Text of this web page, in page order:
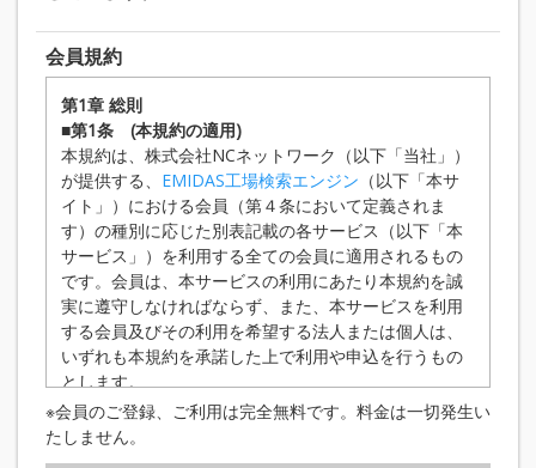
会員規約
第1章 総則
■第1条 (本規約の適用)
本規約は、株式会社NCネットワーク（以下「当社」）
が提供する、 EMIDAS工場検索エンジン （以下「本サ
イト」）における会員（第４条において定義されま
す）の種別に応じた別表記載の各サービス（以下「本
サービス」）を利用する全ての会員に適用されるもの
です。会員は、本サービスの利用にあたり本規約を誠
実に遵守しなければならず、また、本サービスを利用
する会員及びその利用を希望する法人または個人は、
いずれも本規約を承諾した上で利用や申込を行うもの
とします。
■第2条 （規約の変更等）
当社は、状況の変化その他の相当の事由がある
※会員のご登録、ご利用は完全無料です。料金は一切発生い
たしません。